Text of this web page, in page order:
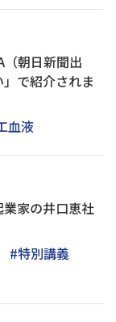
朝日新聞出
で紹介されま
血液
家の井口恵社
#特別講義